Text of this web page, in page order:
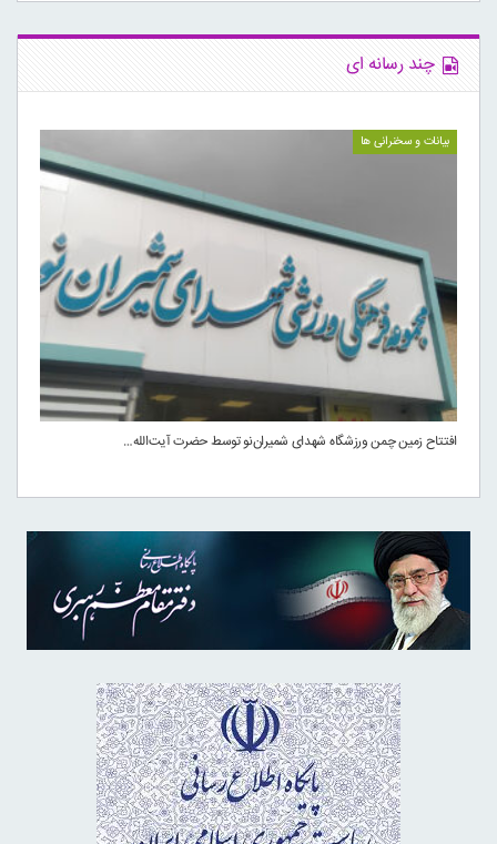
چند رسانه ای
بیانات و سخنرانی ها
افتتاح زمین چمن ورزشگاه شهدای شمیران‌نو توسط حضرت آیت‌الله…